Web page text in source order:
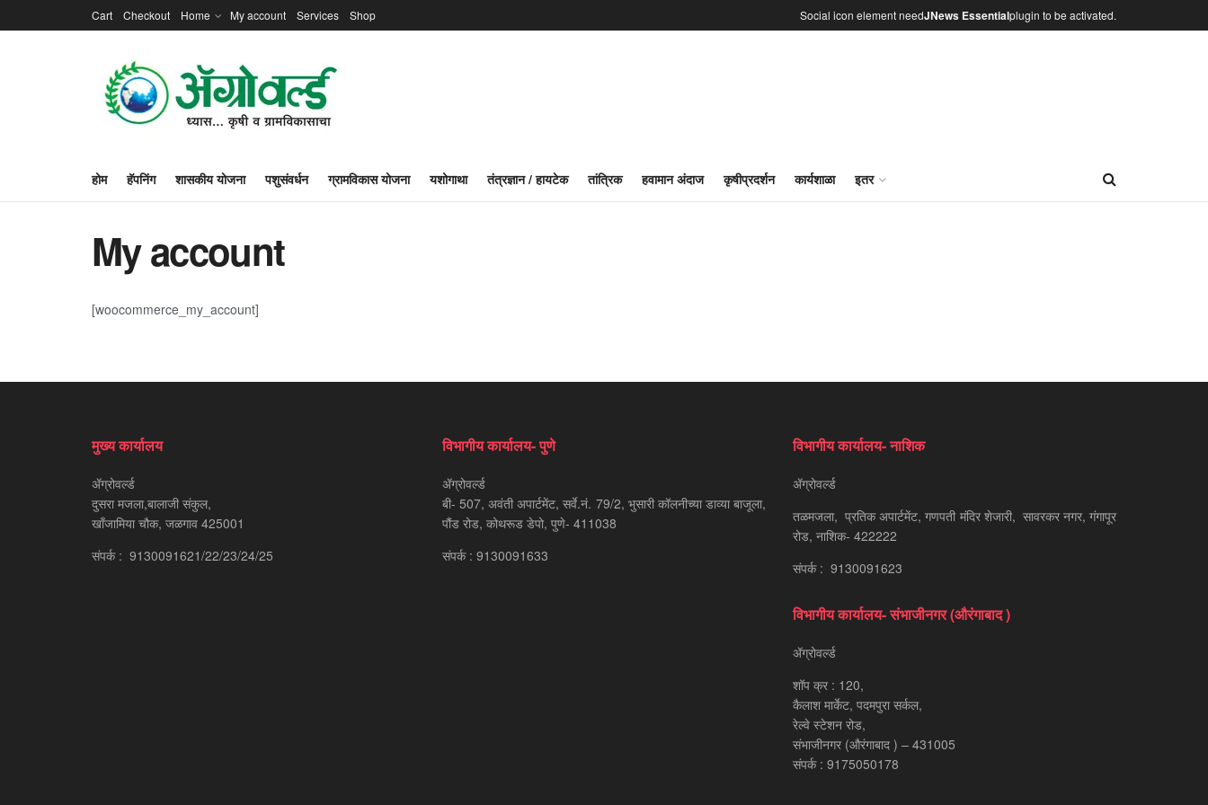
Cart Checkout Home My account Services Shop Social icon element needJNews Essentialplugin to be activated.
होम हॅपनिंग शासकीय योजना पशुसंवर्धन ग्रामविकास योजना यशोगाथा तंत्रज्ञान / हायटेक तांत्रिक हवामान अंदाज कृषीप्रदर्शन कार्यशाळा इतर
My account
[woocommerce_my_account]
मुख्य कार्यालय
ॲग्रोवर्ल्ड
दुसरा मजला,बालाजी संकुल,
खाँजामिया चौक, जळगाव 425001
संपर्क : 9130091621/22/23/24/25
विभागीय कार्यालय- पुणे
ॲग्रोवर्ल्ड
बी- 507, अवंती अपार्टमेंट, सर्वे.नं. 79/2, भुसारी कॉलनीच्या डाव्या बाजूला,
पौंड रोड, कोथरूड डेपो, पुणे- 411038
संपर्क : 9130091633
विभागीय कार्यालय- नाशिक
ॲग्रोवर्ल्ड
तळमजला, प्रतिक अपार्टमेंट, गणपती मंदिर शेजारी, सावरकर नगर, गंगापूर
रोड, नाशिक- 422222
संपर्क : 9130091623
विभागीय कार्यालय- संभाजीनगर (औरंगाबाद )
ॲग्रोवर्ल्ड
शॉप क्र : 120,
कैलाश मार्केट, पदमपुरा सर्कल,
रेल्वे स्टेशन रोड,
संभाजीनगर (औरंगाबाद ) – 431005
संपर्क : 9175050178